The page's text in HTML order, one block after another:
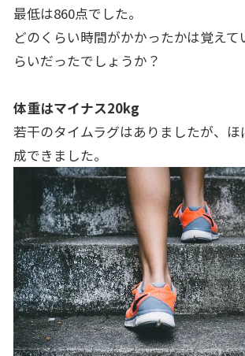
最低は860点でした。
どのくらい時間がかかったかは覚えて
らいだったでしょうか？
体重はマイナス20kg
若干のタイムラグはありましたが、
成できました。